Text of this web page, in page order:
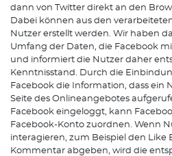
dann von Twitter direkt an den
Dabei können aus den
Nutzer erstellt werden. Wir haben
Umfang der Daten, die Facebook
und informiert die Nutzer daher
Kenntnisstand. Durch die
Facebook die Information, dass ein
Seite des Onlineangebotes
Facebook eingeloggt, kann
Facebook-Konto zuordnen. Wenn
interagieren, zum Beispiel den
Kommentar abgeben, wird die